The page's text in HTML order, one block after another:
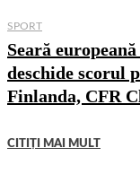
SPORT
Seară
deschide scorul
Finlanda, CFR
CITIȚI MAI MULT